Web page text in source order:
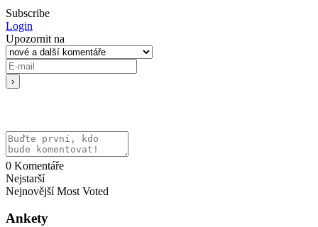
Subscribe
Login
Upozornit na
0 Komentáře
Nejstarší
Nejnovější Most Voted
Ankety